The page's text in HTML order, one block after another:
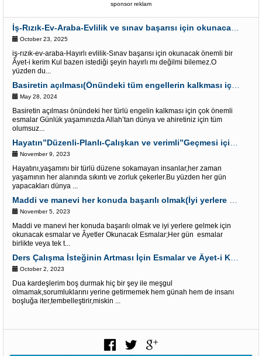
sponsor reklam
October 23, 2025
iş-rızık-ev-araba-Hayırlı evlilik-Sınav başarısı için okunacak önemli bir
Âyet-i kerim Kul bazen istediği şeyin hayırlı mı değilmi bilemez.O
yüzden du...
May 28, 2024
Basiretin açılması önündeki her türlü engelin kalkması için çok önemli
esmalar Günlük yaşamınızda Allah’tan dünya ve ahiretiniz için tüm
olumsuz...
November 9, 2023
Hayatını,yaşamını bir türlü düzene sokamayan insanlar,her zaman
yaşamının her alanında sıkıntı ve zorluk çekerler.Bu yüzden her gün
yapacakları dünya ...
November 5, 2023
Maddi ve manevi her konuda başarılı olmak ve iyi yerlere gelmek için
okunacak esmalar ve Âyetler Okunacak Esmalar;Her gün esmalar
birlikte veya tek t...
October 2, 2023
Dua kardeşlerim boş durmak hiç bir şey ile meşgul
olmamak,sorumluklarını yerine getirmemek hem günah hem de insanı
boşluğa iter,tembelleştirir,miskin ...